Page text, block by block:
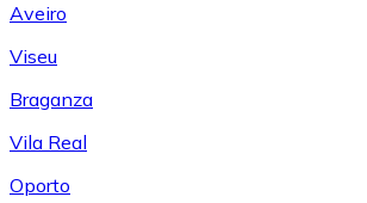
Aveiro
Viseu
Braganza
Vila Real
Oporto